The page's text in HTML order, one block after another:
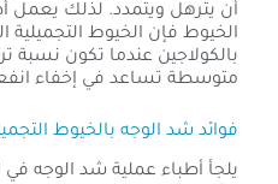
أن يترهل ويتمدد. لذلك يعمل
الخيوط فإن الخيوط التجميلية
بالكولاجين عندما تكون نسبة
متوسطة تساعد في إخفاء
فوائد شد الوجه بالخيوط
يلجأ أطباء عملية شد الوجه في